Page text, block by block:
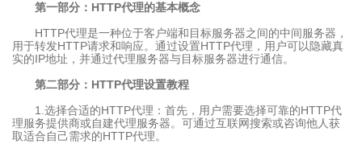
第一部分：HTTP代理的基本概念
HTTP代理是一种位于客户端和目标服务器之间的中间服务器，
用于转发HTTP请求和响应。通过设置HTTP代理，用户可以隐藏真
实的IP地址，并通过代理服务器与目标服务器进行通信。
第二部分：HTTP代理设置教程
1.选择合适的HTTP代理：首先，用户需要选择可靠的HTTP代
理服务提供商或自建代理服务器。可通过互联网搜索或咨询他人获
取适合自己需求的HTTP代理。